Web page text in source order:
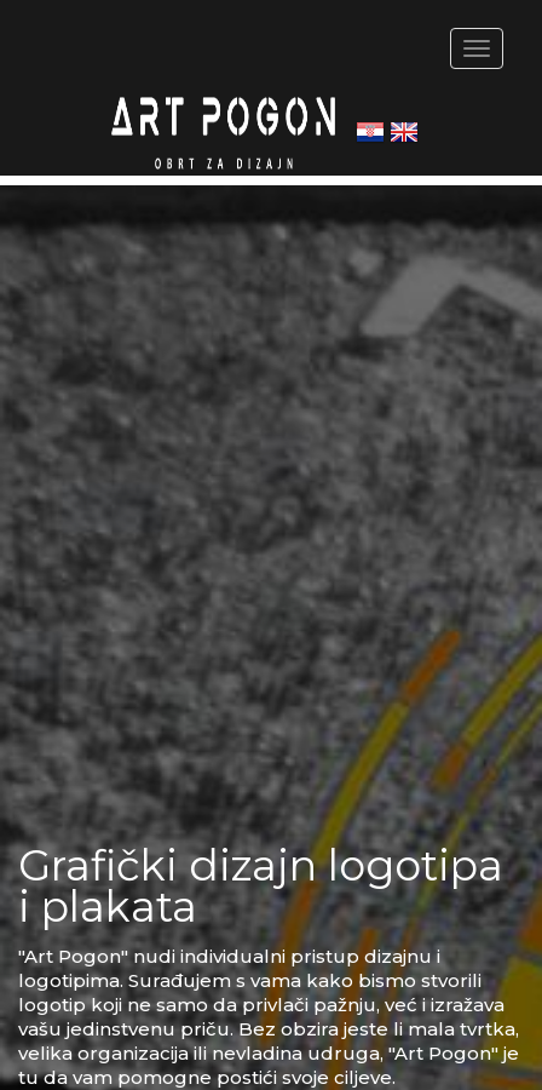
Grafički dizajn logotipa
i plakata
"Art Pogon" nudi individualni pristup dizajnu i
logotipima. Surađujem s vama kako bismo stvorili
logotip koji ne samo da privlači pažnju, već i izražava
vašu jedinstvenu priču. Bez obzira jeste li mala tvrtka,
velika organizacija ili nevladina udruga, "Art Pogon" je
tu da vam pomogne postići svoje ciljeve.